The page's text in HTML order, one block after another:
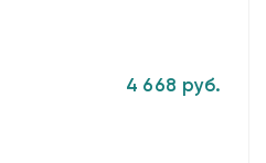
4 668 руб.